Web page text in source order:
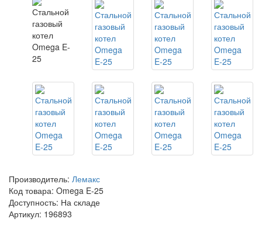
Производитель: Лемакс
Код товара: Omega E-25
Доступность: На складе
Артикул: 196893